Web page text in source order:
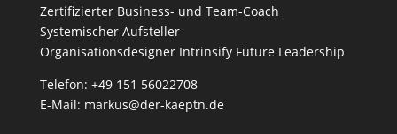
Zertifizierter Business- und Team-Coach
Systemischer Aufsteller
Organisationsdesigner Intrinsify Future Leadership
Telefon: +49 151 56022708
E-Mail: markus@der-kaeptn.de